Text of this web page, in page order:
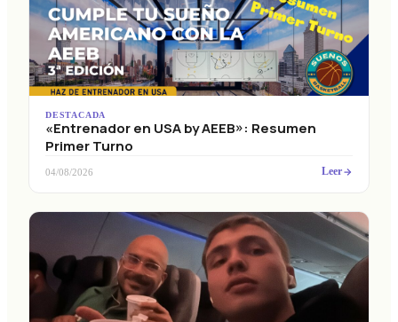
DESTACADA
«Entrenador en USA by AEEB»: Resumen
Primer Turno
04/08/2026 Leer